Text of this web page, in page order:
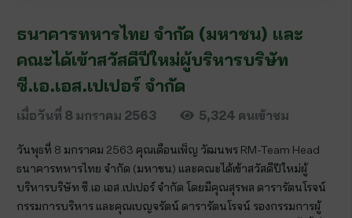
ธนาคารทหารไทย จำกัด (มหาชน) และ
คณะได้เข้าสวัสดีปีใหม่ผู้บริหารบริษัท
ซี.เอ.เอส.เปเปอร์ จำกัด
เมื่อวันที่ 8 มกราคม 2563 5,324 คนเข้าชม
วันพุธที่ 8 มกราคม 2563 คุณเดือนเพ็ญ วัฒนพร RM-Team Head
ธนาคารทหารไทย จำกัด (มหาชน) และคณะได้เข้าสวัสดีปีใหม่ผู้
บริหารบริษัท ซี.เอ.เอส.เปเปอร์ จำกัด โดยมีคุณสุรพล ดารารัตนโรจน์
กรรมการบริหาร และคุณเบญจรัตน์ ดารารัตนโรจน์ รองกรรมการผู้